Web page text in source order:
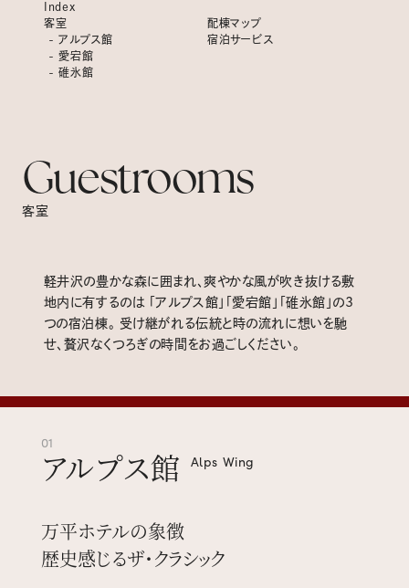
Index
客室
- アルプス館
- 愛宕館
- 碓氷館
配棟マップ
宿泊サービス
Guestrooms
客室
軽井沢の豊かな森に囲まれ、爽やかな風が吹き抜ける敷
地内に有するのは 「アルプス館」「愛宕館」「碓氷館」の3
つの宿泊棟。 受け継がれる伝統と時の流れに想いを馳
せ、贅沢なくつろぎの時間をお過ごしください。
01
アルプス館 Alps Wing
万平ホテルの象徴
歴史感じるザ・クラシック